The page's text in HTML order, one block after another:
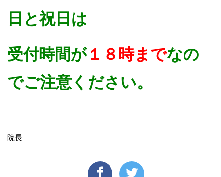
日と祝日は
受付時間が１８時までなの
でご注意ください。
院長